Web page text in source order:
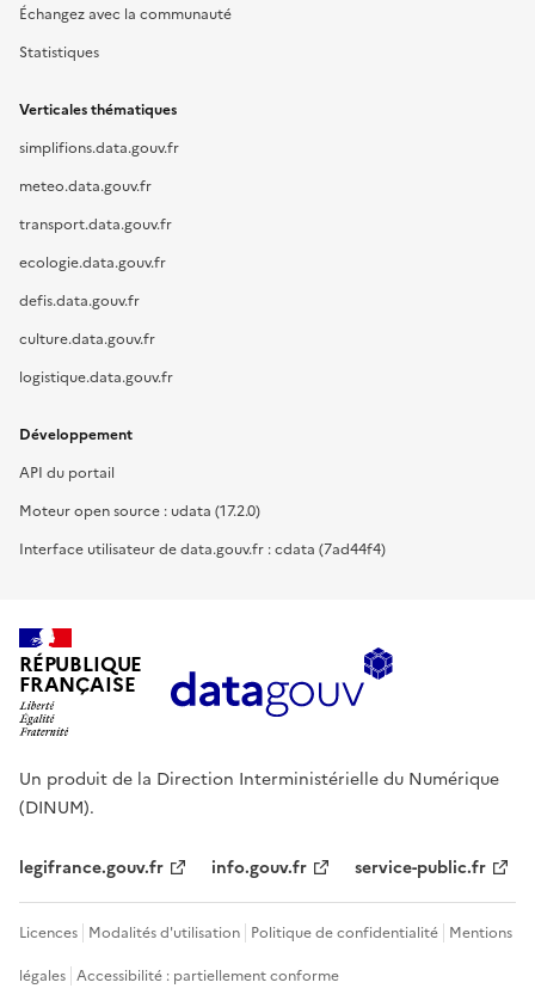
Échangez avec la communauté
Statistiques
Verticales thématiques
simplifions.data.gouv.fr
meteo.data.gouv.fr
transport.data.gouv.fr
ecologie.data.gouv.fr
defis.data.gouv.fr
culture.data.gouv.fr
logistique.data.gouv.fr
Développement
API du portail
Moteur open source : udata (17.2.0)
Interface utilisateur de data.gouv.fr : cdata (7ad44f4)
RÉPUBLIQUE
FRANÇAISE
Un produit de la Direction Interministérielle du Numérique
(DINUM).
legifrance.gouv.fr info.gouv.fr service-public.fr
Licences Modalités d'utilisation Politique de confidentialité Mentions
légales Accessibilité : partiellement conforme